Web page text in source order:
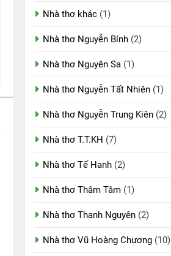
Nhà thơ khác (1)
Nhà thơ Nguyễn Bính (2)
Nhà thơ Nguyên Sa (1)
Nhà thơ Nguyễn Tất Nhiên (1)
Nhà thơ Nguyễn Trung Kiên (2)
Nhà thơ T.T.KH (7)
Nhà thơ Tế Hanh (2)
Nhà thơ Thâm Tâm (1)
Nhà thơ Thanh Nguyên (2)
Nhà thơ Vũ Hoàng Chương (10)